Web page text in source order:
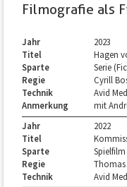
Filmografie als
Jahr
2023
Titel
Hagen
Sparte
Serie
Regie
Cyrill
Technik
Avid
Anmerkung
mit
Jahr
2022
Titel
Sparte
Spielfilm
Regie
Thomas
Technik
Avid